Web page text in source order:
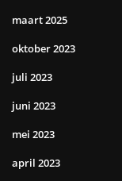
maart 2025
oktober 2023
juli 2023
juni 2023
mei 2023
april 2023